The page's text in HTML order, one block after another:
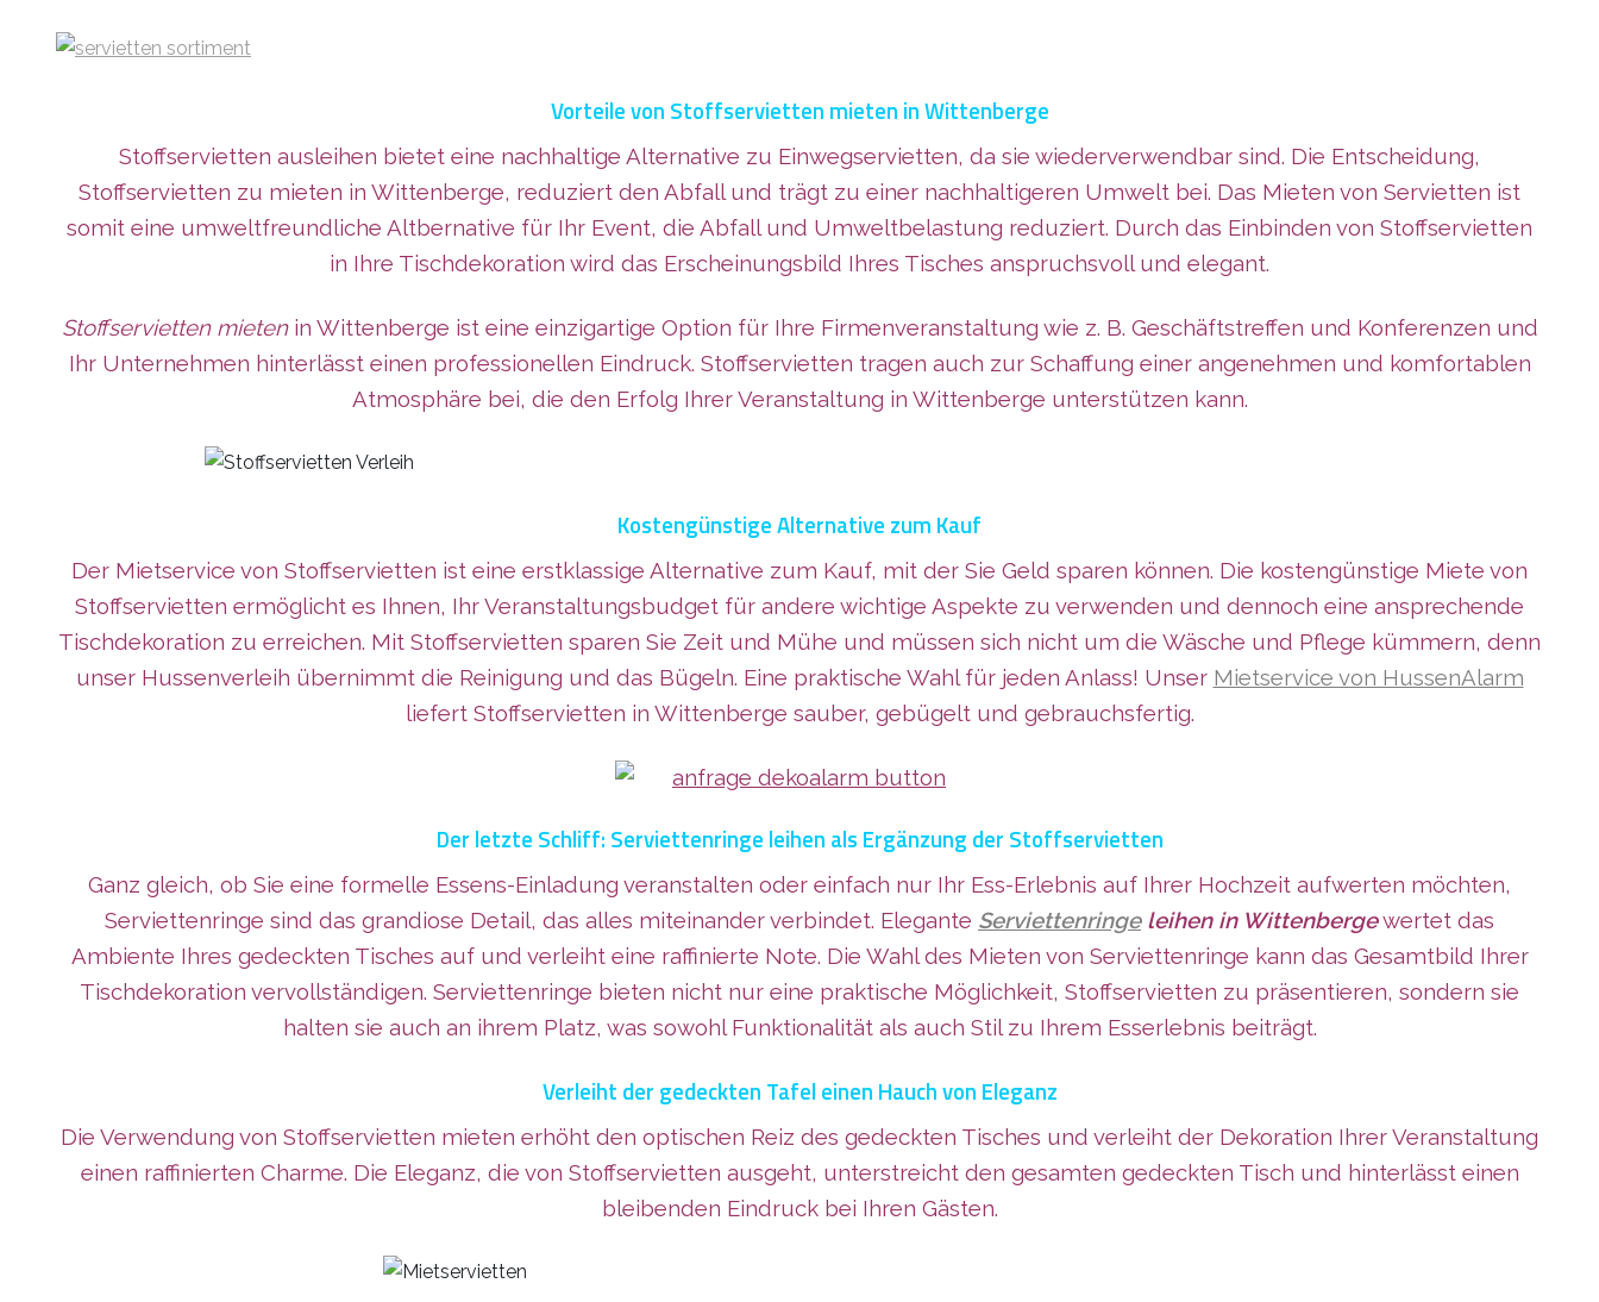
Vorteile von Stoffservietten mieten in Wittenberge
Stoffservietten ausleihen bietet eine nachhaltige Alternative zu Einwegservietten, da sie wiederverwendbar sind. Die Entscheidung,
Stoffservietten zu mieten in Wittenberge, reduziert den Abfall und trägt zu einer nachhaltigeren Umwelt bei. Das Mieten von Servietten ist
somit eine umweltfreundliche Altbernative für Ihr Event, die Abfall und Umweltbelastung reduziert. Durch das Einbinden von Stoffservietten
in Ihre Tischdekoration wird das Erscheinungsbild Ihres Tisches anspruchsvoll und elegant.
Stoffservietten mietenin Wittenberge ist eine einzigartige Option für Ihre Firmenveranstaltung wie z. B. Geschäftstreffen und Konferenzen und
Ihr Unternehmen hinterlässt einen professionellen Eindruck. Stoffservietten tragen auch zur Schaffung einer angenehmen und komfortablen
Atmosphäre bei, die den Erfolg Ihrer Veranstaltung in Wittenberge unterstützen kann.
Kostengünstige Alternative zum Kauf
Der Mietservice von Stoffservietten ist eine erstklassige Alternative zum Kauf, mit der Sie Geld sparen können. Die kostengünstige Miete von
Stoffservietten ermöglicht es Ihnen, Ihr Veranstaltungsbudget für andere wichtige Aspekte zu verwenden und dennoch eine ansprechende
Tischdekoration zu erreichen. Mit Stoffservietten sparen Sie Zeit und Mühe und müssen sich nicht um die Wäsche und Pflege kümmern, denn
unser Hussenverleih übernimmt die Reinigung und das Bügeln. Eine praktische Wahl für jeden Anlass! Unser Mietservice von HussenAlarm
liefert Stoffservietten in Wittenberge sauber, gebügelt und gebrauchsfertig.
Der letzte Schliff: Serviettenringe leihen als Ergänzung der Stoffservietten
Ganz gleich, ob Sie eine formelle Essens-Einladung veranstalten oder einfach nur Ihr Ess-Erlebnis auf Ihrer Hochzeit aufwerten möchten,
Serviettenringe sind das grandiose Detail, das alles miteinander verbindet. Elegante Serviettenringeleihen in Wittenbergewertet das
Ambiente Ihres gedeckten Tisches auf und verleiht eine raffinierte Note. Die Wahl des Mieten von Serviettenringe kann das Gesamtbild Ihrer
Tischdekoration vervollständigen. Serviettenringe bieten nicht nur eine praktische Möglichkeit, Stoffservietten zu präsentieren, sondern sie
halten sie auch an ihrem Platz, was sowohl Funktionalität als auch Stil zu Ihrem Esserlebnis beiträgt.
Verleiht der gedeckten Tafel einen Hauch von Eleganz
Die Verwendung von Stoffservietten mieten erhöht den optischen Reiz des gedeckten Tisches und verleiht der Dekoration Ihrer Veranstaltung
einen raffinierten Charme. Die Eleganz, die von Stoffservietten ausgeht, unterstreicht den gesamten gedeckten Tisch und hinterlässt einen
bleibenden Eindruck bei Ihren Gästen.